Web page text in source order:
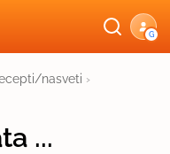
G
nasveti ›
...